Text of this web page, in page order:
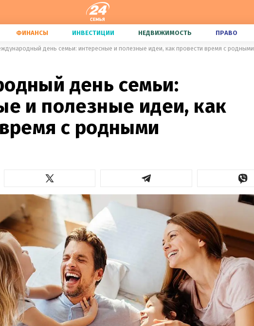
ФИНАНСЫ ИНВЕСТИЦИИ НЕДВИЖИМОСТЬ ПРАВО
день семьи: интересные и полезные идеи, как провести время с родными
день семьи:
и полезные идеи, как
с родными